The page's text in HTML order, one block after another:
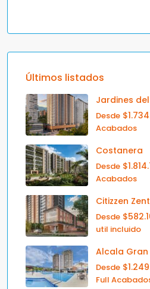
Últimos listados
Jardines
Desde
Acabados
Costanera
Desde
Acabados
Citizzen
Desde
util incluido
Alcala Gran
Desde
Full